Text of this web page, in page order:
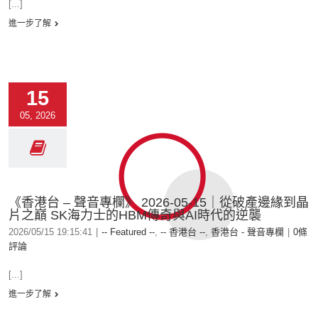
[...]
進一步了解
15
05, 2026
《香港台 – 聲音專欄》 2026-05-15｜從破產邊緣到晶
片之巔 SK海力士的HBM傳奇與AI時代的逆襲
2026/05/15 19:15:41 -- Featured --, -- 香港台 --, 香港台 - 聲音專欄
0條
評論
[...]
進一步了解